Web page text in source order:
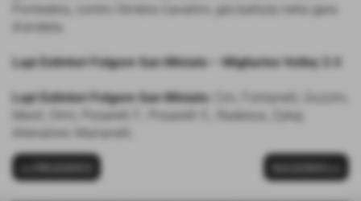
Pontedera, contro l'Ambra Cavallini, già battuta nella gara
d'andata.
Lupi Estintori Folgore San Miniato – Migliarino Volley 2-3
Lupi Estintori Folgore San Miniato:
Cini, Fontanelli, Gozzini,
Meoli, Olmi, Posarelli F., Posarelli S., Radesca, Zykaj.
Allenatore: Marianelli.